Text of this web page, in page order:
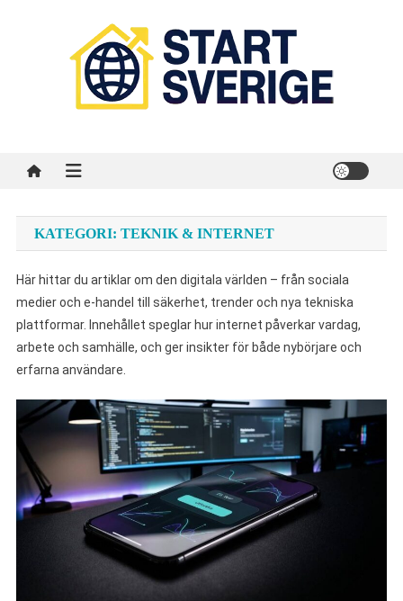
KATEGORI: TEKNIK & INTERNET
Här hittar du artiklar om den digitala världen – från sociala
medier och e-handel till säkerhet, trender och nya tekniska
plattformar. Innehållet speglar hur internet påverkar vardag,
arbete och samhälle, och ger insikter för både nybörjare och
erfarna användare.